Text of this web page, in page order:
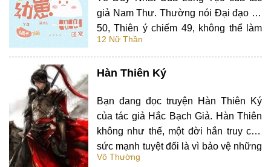
giả Nam Thư. Thường nói Đại đạo có
50, Thiên ý chiếm 49, không thể làm
trái, nhưng mà vẫn luôn có một con
đường duy nhất khó có thể nói rõ, đo
lường, phán đoán. Thế nên Long
12 Nữ Thần
Hàn Thiên Ký
Bạn đang đọc truyện Hàn Thiên Ký
của tác giả Hắc Bạch Giả. Hàn Thiên
không như thế, một đời hắn truy cầu
sức mạnh tuyệt đối là vì bảo vệ những
người thân yêu của hắn, người hắn
Vô Thường